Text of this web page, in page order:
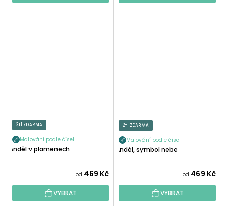
2+1 ZDARMA
Malování podle čísel
Anděl v plamenech
od 469 Kč
VYBRAT
2+1 ZDARMA
Malování podle čísel
Anděl, symbol nebe
od 469 Kč
VYBRAT